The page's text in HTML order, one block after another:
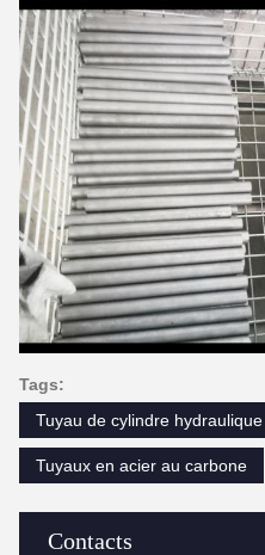
Contacts
Tags:
Tuyau de cylindre hydraulique
Tuyaux en acier au carbone